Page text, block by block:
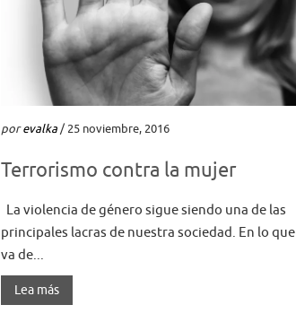
porevalka / 25 noviembre, 2016
Terrorismo contra la mujer
La violencia de género sigue siendo una de las
principales lacras de nuestra sociedad. En lo que
va de...
Lea más